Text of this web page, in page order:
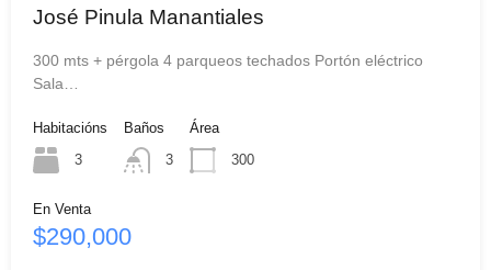
José Pinula Manantiales
300 mts + pérgola 4 parqueos techados Portón eléctrico
Sala…
Habitacións
3
Baños
3
Área
300
En Venta
$290,000